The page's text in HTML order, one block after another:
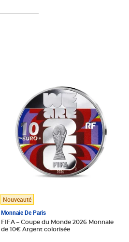
Nouveauté
Monnaie De Paris
FIFA – Coupe du Monde 2026 Monnaie
de 10€ Argent colorisée